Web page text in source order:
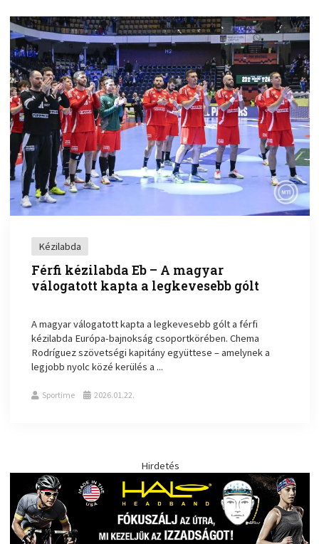
Kézilabda
Férfi kézilabda Eb – A magyar
válogatott kapta a legkevesebb gólt
A magyar válogatott kapta a legkevesebb gólt a férfi
kézilabda Európa-bajnokság csoportkörében. Chema
Rodríguez szövetségi kapitány együttese – amelynek a
legjobb nyolc közé kerülés a ...
Sportime 2026.01.22.
Hirdetés